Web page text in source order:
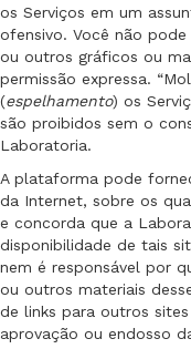
os Serviços em um
ofensivo. Você não
ou outros gráficos ou
permissão expressa.
(espelhamento) os
são proibidos sem o
Laboratoria.
A plataforma pode
da Internet, sobre os
e concorda que a
disponibilidade de tais
nem é responsável por
ou outros materiais
de links para outros
aprovação ou endosso